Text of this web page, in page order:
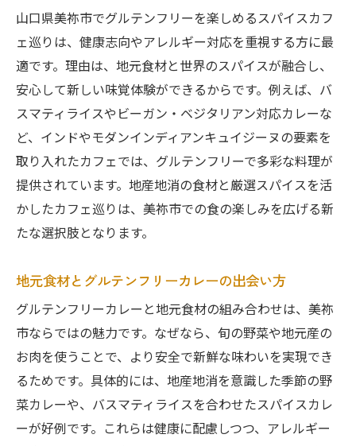
スパイスと地元食材で広がる健康志向の食卓
地産地消で実現するグルテンフリーの健康
生活
スパイスカレーと地元野菜の相性を深掘り
美祢市のスパイス料理で感じる健康と安心
グルテンフリーで味わう新しい地域の食卓
ハーブとスパイスで広がる食事の幅
地域素材を活かしたベジタリアン料理体験
グルテンフリー料理にぴったりなスパイスの魅
グルテンフリー料理に合うスパイスの選び
方
バスマティライスとスパイスの絶妙な調和
インド流スパイス使いで健康をサポート
モダンインディアンキュイジーヌの香り体
験
ハーブとスパイスで作るグルテンフリー献
山口県美祢市でグルテンフリーを楽しめるスパイスカフ
ェ巡りは、健康志向やアレルギー対応を重視する方に最
適です。理由は、地元食材と世界のスパイスが融合し、
安心して新しい味覚体験ができるからです。例えば、バ
スマティライスやビーガン・ベジタリアン対応カレーな
ど、インドやモダンインディアンキュイジーヌの要素を
取り入れたカフェでは、グルテンフリーで多彩な料理が
提供されています。地産地消の食材と厳選スパイスを活
かしたカフェ巡りは、美祢市での食の楽しみを広げる新
たな選択肢となります。
地元食材とグルテンフリーカレーの出会い方
グルテンフリーカレーと地元食材の組み合わせは、美祢
市ならではの魅力です。なぜなら、旬の野菜や地元産の
お肉を使うことで、より安全で新鮮な味わいを実現でき
るためです。具体的には、地産地消を意識した季節の野
菜カレーや、バスマティライスを合わせたスパイスカレ
ーが好例です。これらは健康に配慮しつつ、アレルギー